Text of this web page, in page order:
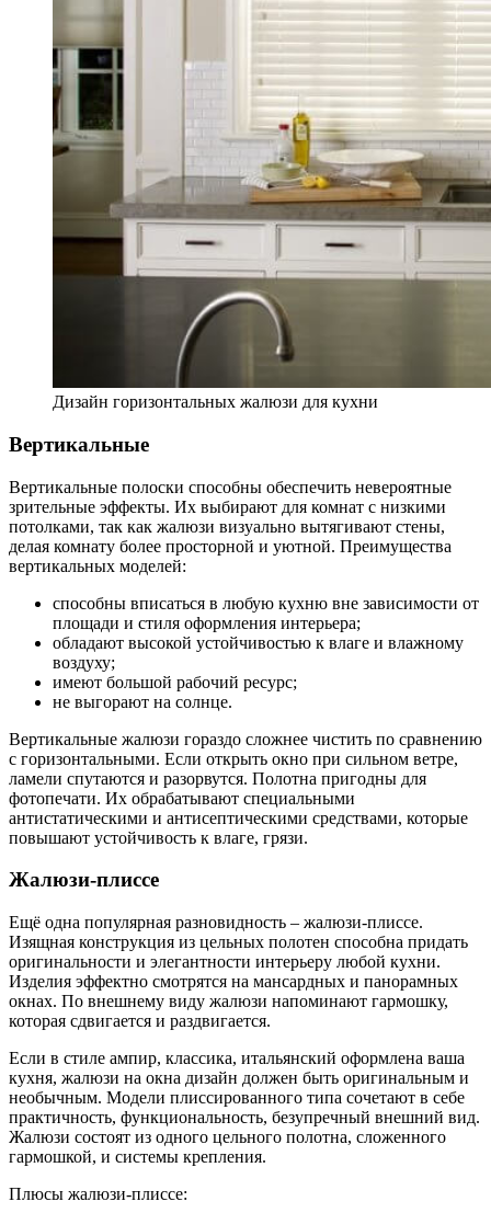
Дизайн горизонтальных жалюзи для кухни
Вертикальные
Вертикальные полоски способны обеспечить невероятные
зрительные эффекты. Их выбирают для комнат с низкими
потолками, так как жалюзи визуально вытягивают стены,
делая комнату более просторной и уютной. Преимущества
вертикальных моделей:
способны вписаться в любую кухню вне зависимости от
площади и стиля оформления интерьера;
обладают высокой устойчивостью к влаге и влажному
воздуху;
имеют большой рабочий ресурс;
не выгорают на солнце.
Вертикальные жалюзи гораздо сложнее чистить по сравнению
с горизонтальными. Если открыть окно при сильном ветре,
ламели спутаются и разорвутся. Полотна пригодны для
фотопечати. Их обрабатывают специальными
антистатическими и антисептическими средствами, которые
повышают устойчивость к влаге, грязи.
Жалюзи-плиссе
Ещё одна популярная разновидность – жалюзи-плиссе.
Изящная конструкция из цельных полотен способна придать
оригинальности и элегантности интерьеру любой кухни.
Изделия эффектно смотрятся на мансардных и панорамных
окнах. По внешнему виду жалюзи напоминают гармошку,
которая сдвигается и раздвигается.
Если в стиле ампир, классика, итальянский оформлена ваша
кухня, жалюзи на окна дизайн должен быть оригинальным и
необычным. Модели плиссированного типа сочетают в себе
практичность, функциональность, безупречный внешний вид.
Жалюзи состоят из одного цельного полотна, сложенного
гармошкой, и системы крепления.
Плюсы жалюзи-плиссе: